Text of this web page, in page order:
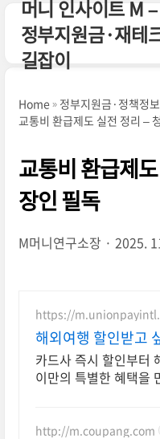
본문 바로가기
머니 인사이트 M –
정부지원금·재테
길잡이
Home
정부지원금·정책정보
교통비 환급제도 실전 정리 –
교통비 환급제
장인 필독
M머니연구소장 2025.
https://
해외여행 할인받고
카드사 즉시 할인부터
이만의 특별한 혜택을
http://m.coupang.com